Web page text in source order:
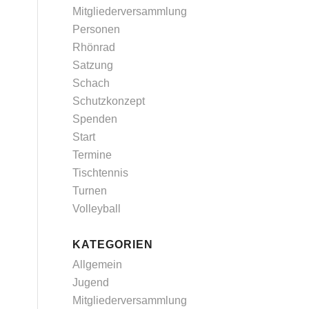
Mitgliederversammlung
Personen
Rhönrad
Satzung
Schach
Schutzkonzept
Spenden
Start
Termine
Tischtennis
Turnen
Volleyball
KATEGORIEN
Allgemein
Jugend
Mitgliederversammlung